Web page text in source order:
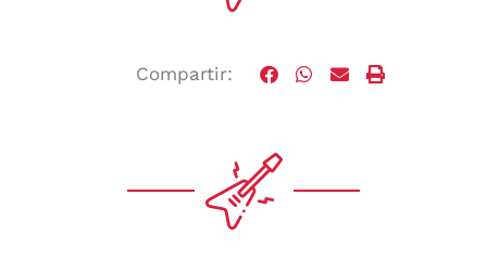
Compartir: